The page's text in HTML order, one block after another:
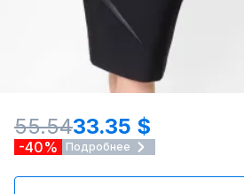
55.5433.35 $
-40% Подробнее